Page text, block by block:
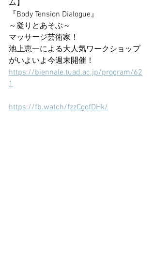
ム】
『Body Tension Dialogue』
～凝りとあそぶ～
マッサージ芸術家！
池上恵一による大人気ワークショップ
がいよいよ今週末開催！
https://biennale.tuad.ac.jp/program/62
1
https://fb.watch/fzzCgofDHk/